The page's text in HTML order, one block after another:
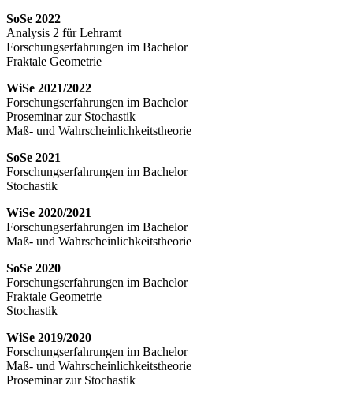
SoSe 2022
Analysis 2 für Lehramt
Forschungserfahrungen im Bachelor
Fraktale Geometrie
WiSe 2021/2022
Forschungserfahrungen im Bachelor
Proseminar zur Stochastik
Maß- und Wahrscheinlichkeitstheorie
SoSe 2021
Forschungserfahrungen im Bachelor
Stochastik
WiSe 2020/2021
Forschungserfahrungen im Bachelor
Maß- und Wahrscheinlichkeitstheorie
SoSe 2020
Forschungserfahrungen im Bachelor
Fraktale Geometrie
Stochastik
WiSe 2019/2020
Forschungserfahrungen im Bachelor
Maß- und Wahrscheinlichkeitstheorie
Proseminar zur Stochastik